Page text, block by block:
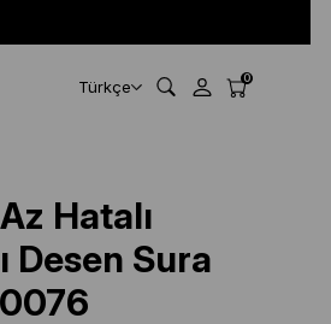
Türkçe 0
Hatalı
Desen Sura